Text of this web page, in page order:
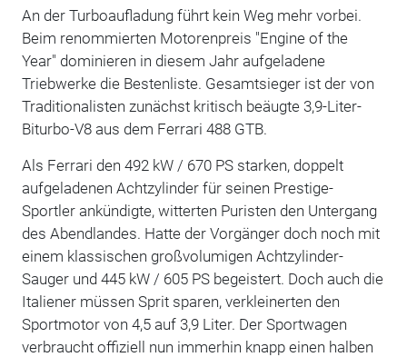
An der Turboaufladung führt kein Weg mehr vorbei.
Beim renommierten Motorenpreis "Engine of the
Year" dominieren in diesem Jahr aufgeladene
Triebwerke die Bestenliste. Gesamtsieger ist der von
Traditionalisten zunächst kritisch beäugte 3,9-Liter-
Biturbo-V8 aus dem Ferrari 488 GTB.
Als Ferrari den 492 kW / 670 PS starken, doppelt
aufgeladenen Achtzylinder für seinen Prestige-
Sportler ankündigte, witterten Puristen den Untergang
des Abendlandes. Hatte der Vorgänger doch noch mit
einem klassischen großvolumigen Achtzylinder-
Sauger und 445 kW / 605 PS begeistert. Doch auch die
Italiener müssen Sprit sparen, verkleinerten den
Sportmotor von 4,5 auf 3,9 Liter. Der Sportwagen
verbraucht offiziell nun immerhin knapp einen halben